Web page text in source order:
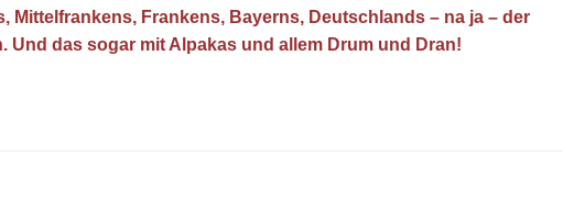
Mittelfrankens, Frankens, Bayerns, Deutschlands – na ja – der
Und das sogar mit Alpakas und allem Drum und Dran!